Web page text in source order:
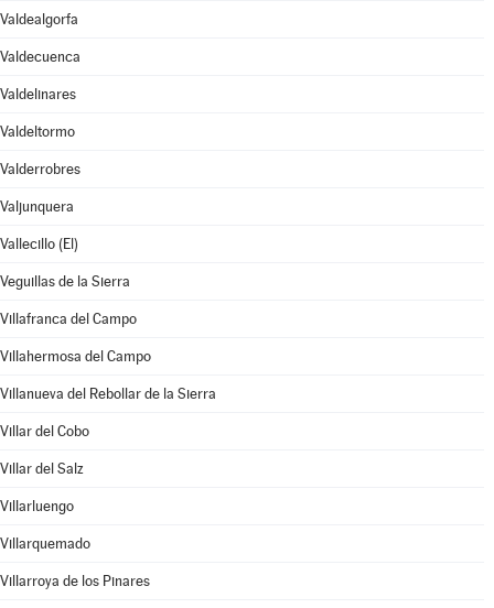
Valdealgorfa
Valdecuenca
Valdelinares
Valdeltormo
Valderrobres
Valjunquera
Vallecillo (El)
Veguillas de la Sierra
Villafranca del Campo
Villahermosa del Campo
Villanueva del Rebollar de la Sierra
Villar del Cobo
Villar del Salz
Villarluengo
Villarquemado
Villarroya de los Pinares